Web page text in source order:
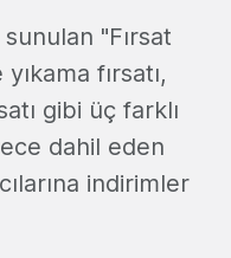
"Fırsat
fırsatı,
gibi üç farklı
dahil eden
indirimler